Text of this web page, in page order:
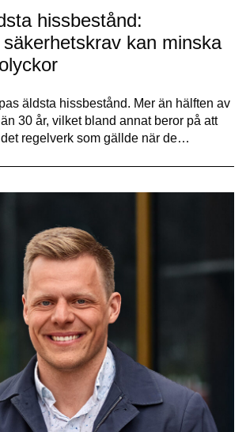
hissbestånd:
kan minska
äldsta hissbestånd. Mer än hälften av
30 år, vilket bland annat beror på att
regelverk som gällde när de…